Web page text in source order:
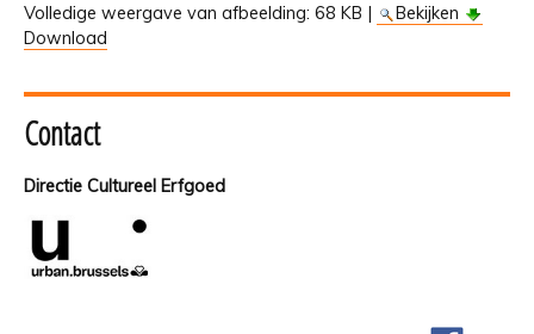
Volledige weergave van afbeelding: 68 KB |
Bekijken
Download
Contact
Directie Cultureel Erfgoed